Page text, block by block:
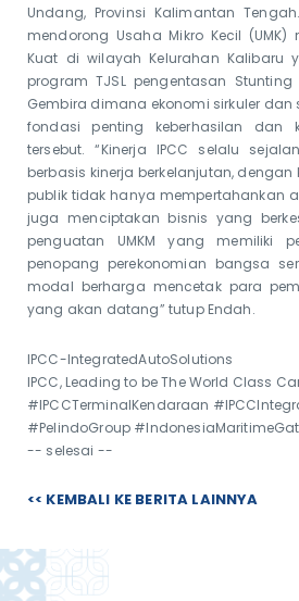
Undang, Provinsi Kalimantan
mendorong Usaha Mikro Kecil (UMK)
Kuat di wilayah Kelurahan Kalibaru
program TJSL pengentasan
Gembira dimana ekonomi sirkuler
fondasi penting keberhasilan dan
tersebut. “Kinerja IPCC selalu
berbasis kinerja berkelanjutan,
publik tidak hanya mempertahankan
juga menciptakan bisnis yang
penguatan UMKM yang memiliki
penopang perekonomian bangsa
modal berharga mencetak para
yang akan datang” tutup Endah.
IPCC-IntegratedAutoSolutions
IPCC, Leading to be The World Class
#IPCCTerminalKendaraan
#PelindoGroup
-- selesai --
<< KEMBALI KE BERITA LAINNYA